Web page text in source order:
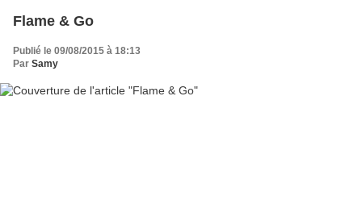
Flame & Go
Publié le 09/08/2015 à 18:13
Par Samy